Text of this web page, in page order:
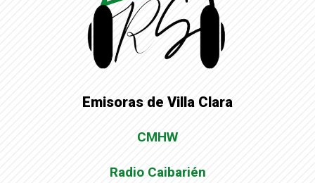
Emisoras de Villa Clara
CMHW
Radio Caibarién